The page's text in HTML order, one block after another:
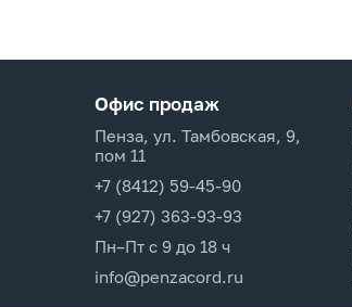
Офис продаж
Пенза, ул. Тамбовская, 9,
пом 11
+7 (8412) 59-45-90
+7 (927) 363-93-93
Пн–Пт с 9 до 18 ч
info@penzacord.ru